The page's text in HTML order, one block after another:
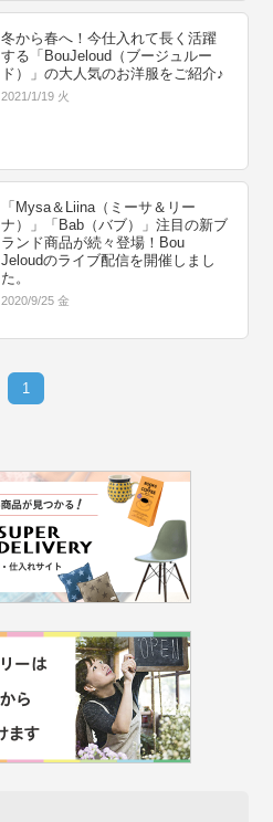
冬から春へ！今仕入れて長く活躍
する「BouJeloud（ブージュルー
ド）」の大人気のお洋服をご紹介♪
2021/1/19 火
「Mysa＆Liina（ミーサ＆リー
ナ）」「Bab（バブ）」注目の新ブ
ランド商品が続々登場！Bou
Jeloudのライブ配信を開催しまし
た。
2020/9/25 金
1